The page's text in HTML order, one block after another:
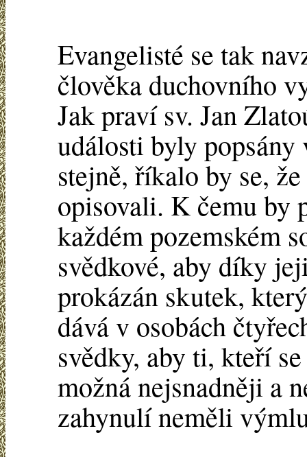
Evangelisté se tak
člověka duchovního
Jak praví sv. Jan
události byly
stejně, říkalo by se,
opisovali. K čemu by
každém pozemském
svědkové, aby díky
prokázán skutek,
dává v osobách
svědky, aby ti, kteří
možná nejsnadněji a
zahynulí neměli